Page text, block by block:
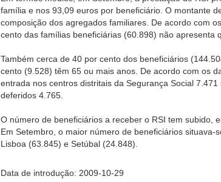
família e nos 93,09 euros por beneficiário. O montante
composição dos agregados familiares. De acordo com
cento das famílias beneficiárias (60.898) não apresenta
Também cerca de 40 por cento dos beneficiários
cento (9.528) têm 65 ou mais anos. De acordo com os
entrada nos centros distritais da Segurança Social
deferidos 4.765.
O número de beneficiários a receber o RSI tem subido,
Em Setembro, o maior número de beneficiários
Lisboa (63.845) e Setúbal (24.848).
Data de introdução: 2009-10-29